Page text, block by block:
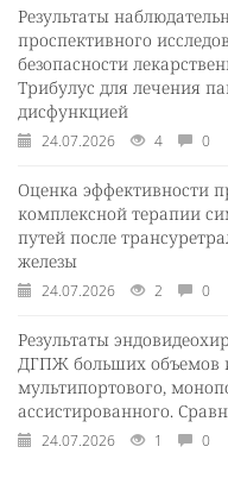
Результаты
проспективного
безопасности
Трибулус для лечения
дисфункцией
24.07.2026 4 0
Оценка эффективности
комплексной терапии
путей после
железы
24.07.2026 2 0
Результаты
ДГПЖ больших объемов
мультипортового,
ассистированного.
24.07.2026 1 0